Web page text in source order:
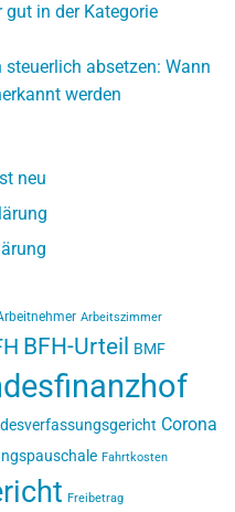
gut in der Kategorie
absetzen: Wann
werden
neu
Arbeitszimmer
BFH-Urteil BMF
Corona
Fahrtkosten
Freibetrag